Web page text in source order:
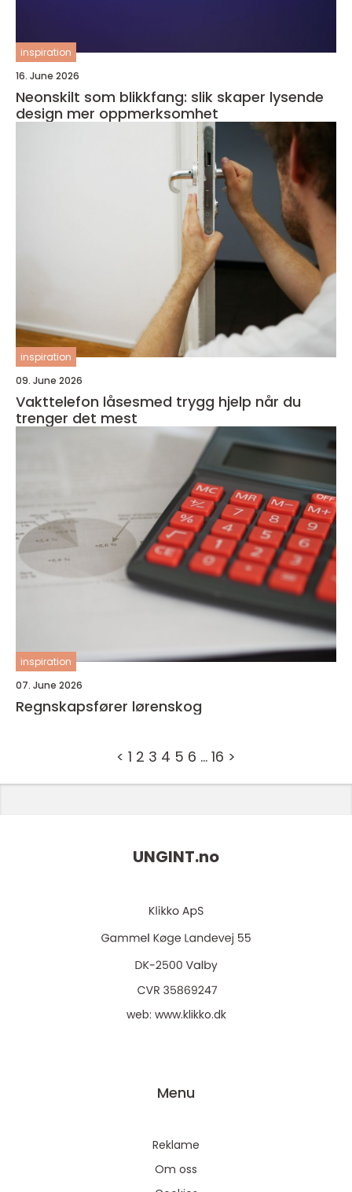
inspiration
16. June 2026
Neonskilt som blikkfang: slik skaper lysende
design mer oppmerksomhet
inspiration
09. June 2026
Vakttelefon låsesmed trygg hjelp når du
trenger det mest
inspiration
07. June 2026
Regnskapsfører lørenskog
< 1 2 3 4 5 6 … 16 >
UNGINT.no
web: www.klikko.dk
Menu
Reklame
Om oss